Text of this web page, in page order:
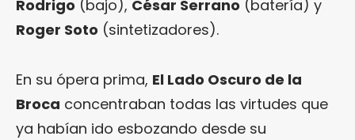
Rodrigo (bajo), César Serrano (batería) y
Roger Soto (sintetizadores).
En su ópera prima, El Lado Oscuro de la
Broca concentraban todas las virtudes que
ya habían ido esbozando desde su